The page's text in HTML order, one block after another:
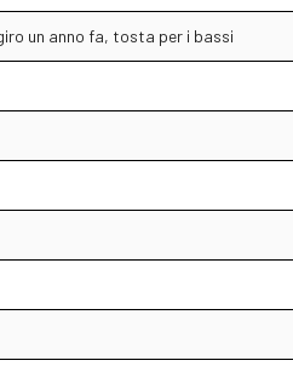
un anno fa, tosta per i bassi